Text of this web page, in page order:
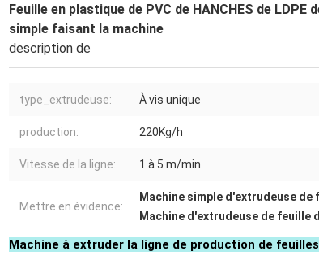
Feuille en plastique de PVC de HANCHES de
simple faisant la machine
description de
type_extrudeuse: À vis unique
production: 220Kg/h
Vitesse de la ligne: 1 à 5 m/min
Mettre en évidence:
Machine simple d'extrudeuse de
Machine d'extrudeuse de feuille
Machine à extruder la ligne de production de feuilles